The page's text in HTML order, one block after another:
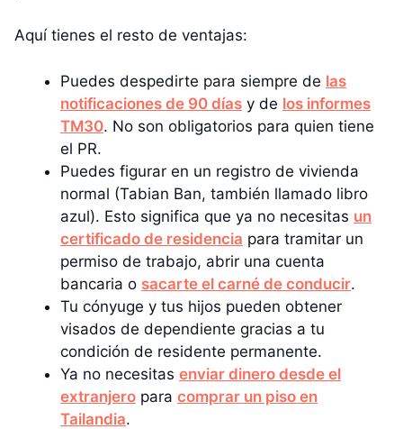
Aquí tienes el resto de ventajas:
Puedes despedirte para siempre de las
notificaciones de 90 días y de los informes
TM30. No son obligatorios para quien tiene
el PR.
Puedes figurar en un registro de vivienda
normal (Tabian Ban, también llamado libro
azul). Esto significa que ya no necesitas un
certificado de residencia para tramitar un
permiso de trabajo, abrir una cuenta
bancaria o sacarte el carné de conducir.
Tu cónyuge y tus hijos pueden obtener
visados de dependiente gracias a tu
condición de residente permanente.
Ya no necesitas enviar dinero desde el
extranjero para comprar un piso en
Tailandia.